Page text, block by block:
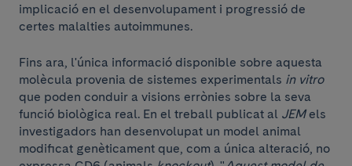
implicació en el desenvolupament i progressió de
certes malalties autoimmunes.
Fins ara, l'única informació disponible sobre aquesta
molècula provenia de sistemes experimentals in vitro
que poden conduir a visions errònies sobre la seva
funció biològica real. En el treball publicat al JEMels
investigadors han desenvolupat un model animal
modificat genèticament que, com a única alteració, no